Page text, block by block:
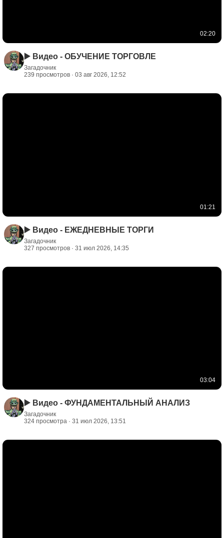
02:20
▶️ Видео - ОБУЧЕНИЕ ТОРГОВЛЕ
Загадочник
239 просмотров · 03 авг 2026, 12:52
01:21
▶️ Видео - ЕЖЕДНЕВНЫЕ ТОРГИ
Загадочник
327 просмотров · 31 июл 2026, 14:35
03:04
▶️ Видео - ФУНДАМЕНТАЛЬНЫЙ АНАЛИЗ
Загадочник
324 просмотра · 31 июл 2026, 13:51